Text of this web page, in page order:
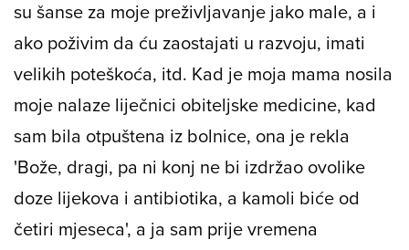
hitno u bolnicu u Brežice i nisu se zapravo
nadali da ću preživjeti. Liječnici su im rekli da
su šanse za moje preživljavanje jako male, a i
ako poživim da ću zaostajati u razvoju, imati
velikih poteškoća, itd. Kad je moja mama nosila
moje nalaze liječnici obiteljske medicine, kad
sam bila otpuštena iz bolnice, ona je rekla
'Bože, dragi, pa ni konj ne bi izdržao ovolike